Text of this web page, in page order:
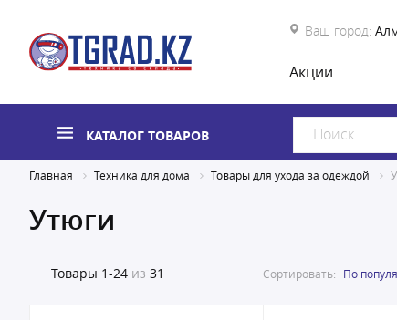
Ваш город:
Акции
КАТАЛОГ ТОВАРОВ
Главная Техника для дома Товары для ухода за одеждой
Утюги
Товары 1-24 из 31 Сортировать: По